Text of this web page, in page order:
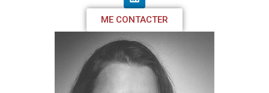
ME CONTACTER